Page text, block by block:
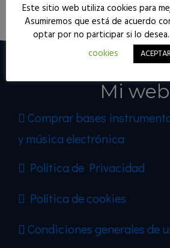
Mi web
Comprar bases
y música electrónica
Política de Privacidad
Política de cookies
Condiciones generales de
Este sitio web utiliza cookies para
Asumiremos que está de acuerdo
optar por no participar si lo desea.
cookies